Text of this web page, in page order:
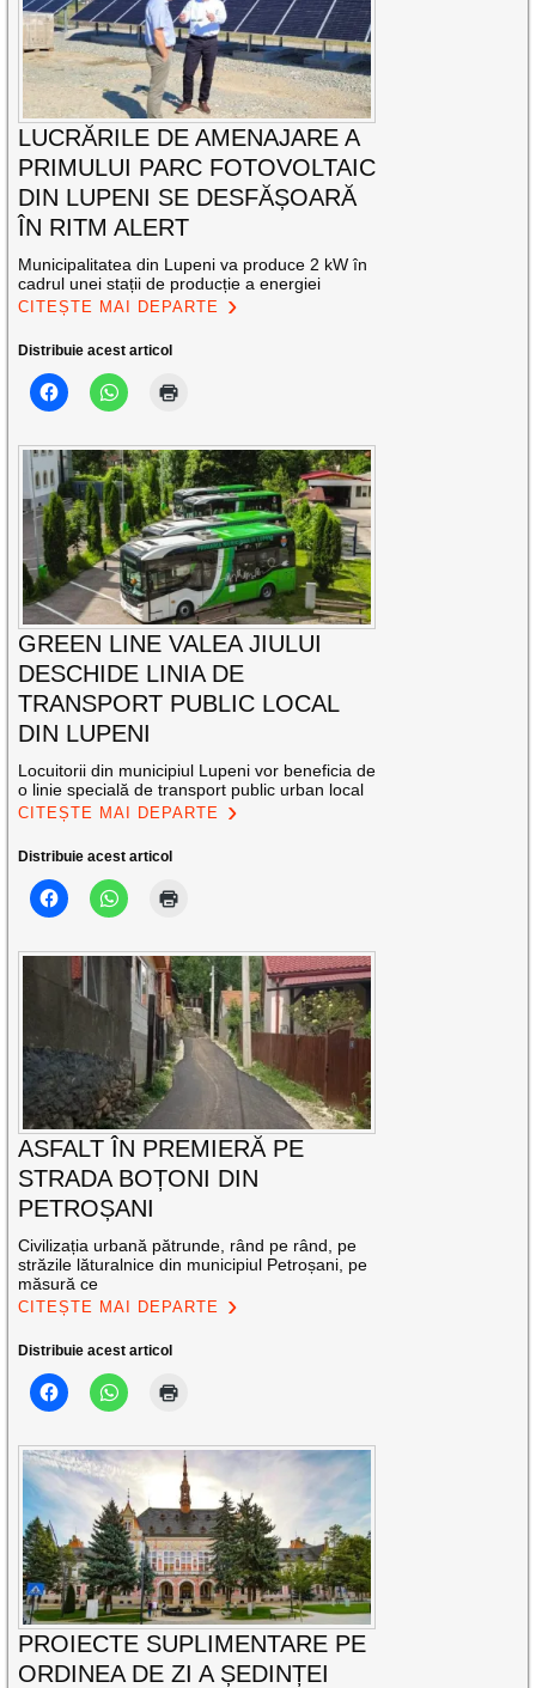
LUCRĂRILE DE AMENAJARE A
PRIMULUI PARC FOTOVOLTAIC
DIN LUPENI SE DESFĂȘOARĂ
ÎN RITM ALERT
Municipalitatea din Lupeni va produce 2 kW în
cadrul unei stații de producție a energiei
CITEȘTE MAI DEPARTE
Distribuie acest articol
GREEN LINE VALEA JIULUI
DESCHIDE LINIA DE
TRANSPORT PUBLIC LOCAL
DIN LUPENI
Locuitorii din municipiul Lupeni vor beneficia de
o linie specială de transport public urban local
CITEȘTE MAI DEPARTE
Distribuie acest articol
ASFALT ÎN PREMIERĂ PE
STRADA BOȚONI DIN
PETROȘANI
Civilizația urbană pătrunde, rând pe rând, pe
străzile lăturalnice din municipiul Petroșani, pe
măsură ce
CITEȘTE MAI DEPARTE
Distribuie acest articol
PROIECTE SUPLIMENTARE PE
ORDINEA DE ZI A ȘEDINȚEI